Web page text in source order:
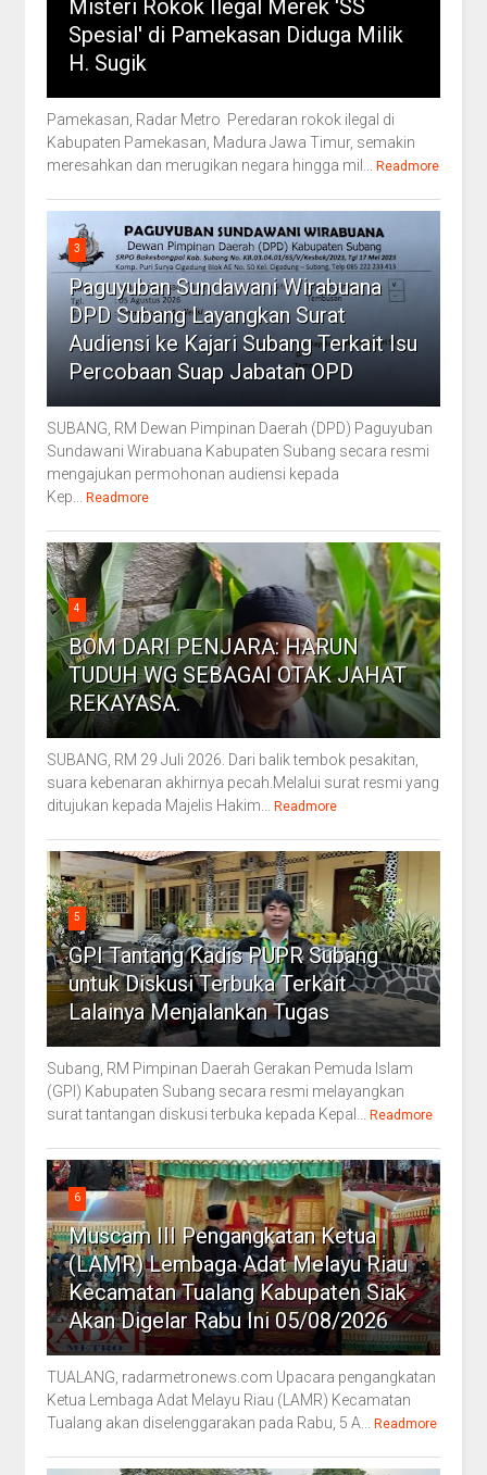
Misteri Rokok Ilegal Merek 'SS
Spesial' di Pamekasan Diduga Milik
H. Sugik
Pamekasan, Radar Metro Peredaran rokok ilegal di
Kabupaten Pamekasan, Madura Jawa Timur, semakin
meresahkan dan merugikan negara hingga mil...
Readmore
3
Paguyuban Sundawani Wirabuana
DPD Subang Layangkan Surat
Audiensi ke Kajari Subang Terkait Isu
Percobaan Suap Jabatan OPD
SUBANG, RM Dewan Pimpinan Daerah (DPD) Paguyuban
Sundawani Wirabuana Kabupaten Subang secara resmi
mengajukan permohonan audiensi kepada
Kep...
Readmore
4
BOM DARI PENJARA: HARUN
TUDUH WG SEBAGAI OTAK JAHAT
REKAYASA.
SUBANG, RM 29 Juli 2026. Dari balik tembok pesakitan,
suara kebenaran akhirnya pecah.Melalui surat resmi yang
ditujukan kepada Majelis Hakim...
Readmore
5
GPI Tantang Kadis PUPR Subang
untuk Diskusi Terbuka Terkait
Lalainya Menjalankan Tugas
Subang, RM Pimpinan Daerah Gerakan Pemuda Islam
(GPI) Kabupaten Subang secara resmi melayangkan
surat tantangan diskusi terbuka kepada Kepal...
Readmore
6
Muscam III Pengangkatan Ketua
(LAMR) Lembaga Adat Melayu Riau
Kecamatan Tualang Kabupaten Siak
Akan Digelar Rabu Ini 05/08/2026
TUALANG, radarmetronews.com Upacara pengangkatan
Ketua Lembaga Adat Melayu Riau (LAMR) Kecamatan
Tualang akan diselenggarakan pada Rabu, 5 A...
Readmore